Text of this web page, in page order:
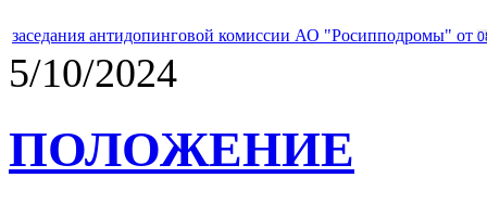
заседания антидопинговой комиссии АО "Росипподромы" от
5/10/2024
ПОЛОЖЕНИЕ